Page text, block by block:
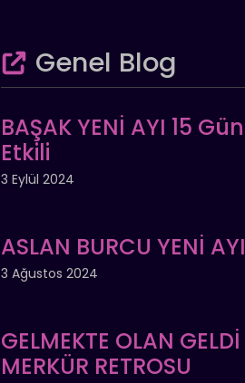
Genel Blog
BAŞAK YENİ AYI 15 Gün
Etkili
3 Eylül 2024
ASLAN BURCU YENİ AYI
3 Ağustos 2024
GELMEKTE OLAN GELDİ
MERKÜR RETROSU